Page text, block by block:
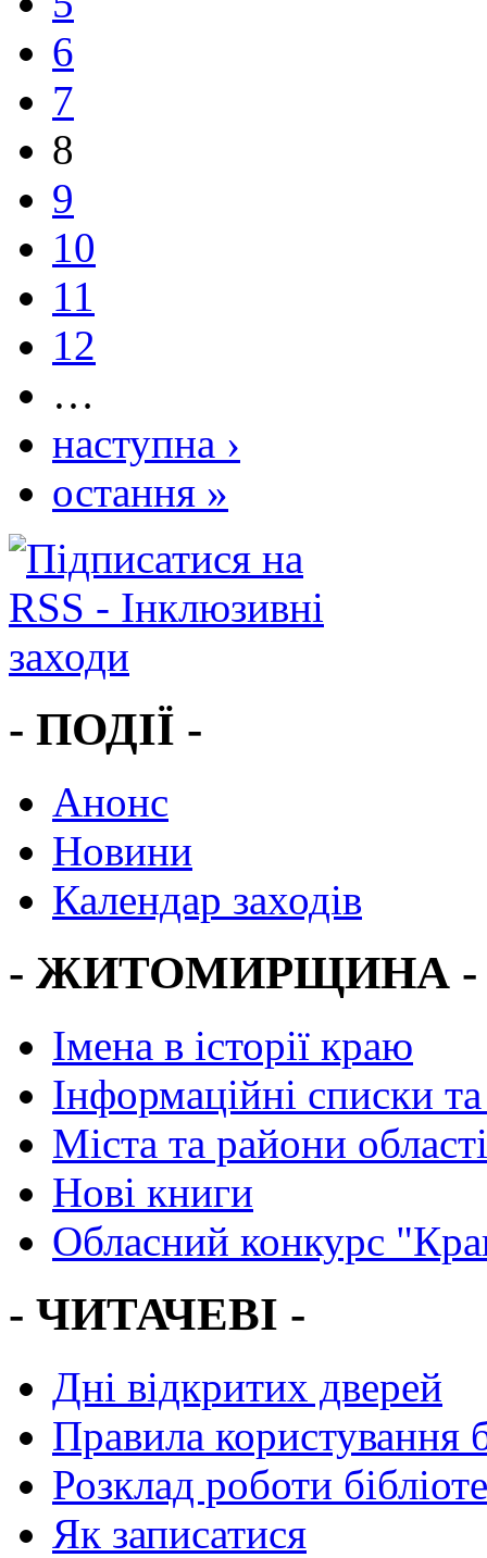
6
7
8
9
10
11
12
…
наступна ›
остання »
- ПОДІЇ -
Анонс
Новини
Календар заходів
- ЖИТОМИРЩИНА -
Імена в історії краю
Інформаційні списки
Міста та райони області
Нові книги
Обласний конкурс
- ЧИТАЧЕВІ -
Дні відкритих дверей
Правила користування
Розклад роботи
Як записатися